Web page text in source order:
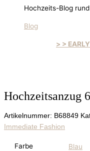
Hochzeits-Blog
Blog
> >
Hochzeitsanzug
Artikelnummer: B68849
Immediate Fashion
Farbe Blau